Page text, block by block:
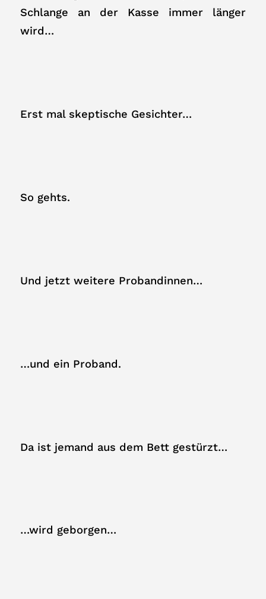
Schlange an der Kasse immer länger
wird…
Erst mal skeptische Gesichter…
So gehts.
Und jetzt weitere Probandinnen…
…und ein Proband.
Da ist jemand aus dem Bett gestürzt…
…wird geborgen…